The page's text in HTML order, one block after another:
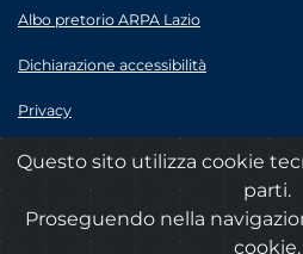
Albo pretorio ARPA Lazio
Dichiarazione accessibilità
Privacy
Note legali
© 2020 ARPA Lazio - P.Iva 00915900575
Questo sito utilizza cookie
parti.
Proseguendo nella
cookie.